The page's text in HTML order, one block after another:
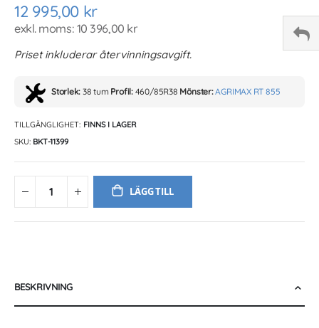
12 995,00 kr
10 396,00 kr
Priset inkluderar återvinningsavgift.
Storlek: 38 tum Profil:460/85R38 Mönster:AGRIMAX RT 855
TILLGÄNGLIGHET: FINNS I LAGER
SKU BKT-11399
LÄGG TILL
BESKRIVNING